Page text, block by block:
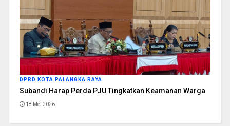
DPRD KOTA PALANGKA RAYA
Subandi Harap Perda PJU Tingkatkan Keamanan Warga
18 Mei 2026